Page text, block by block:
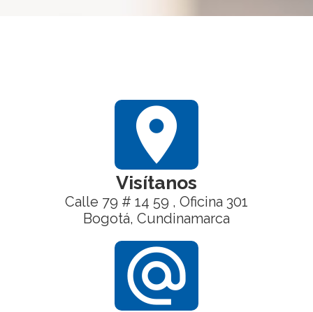
location_on
Visítanos
Calle 79 # 14 59 , Oficina 301
Bogotá, Cundinamarca
alternate_email